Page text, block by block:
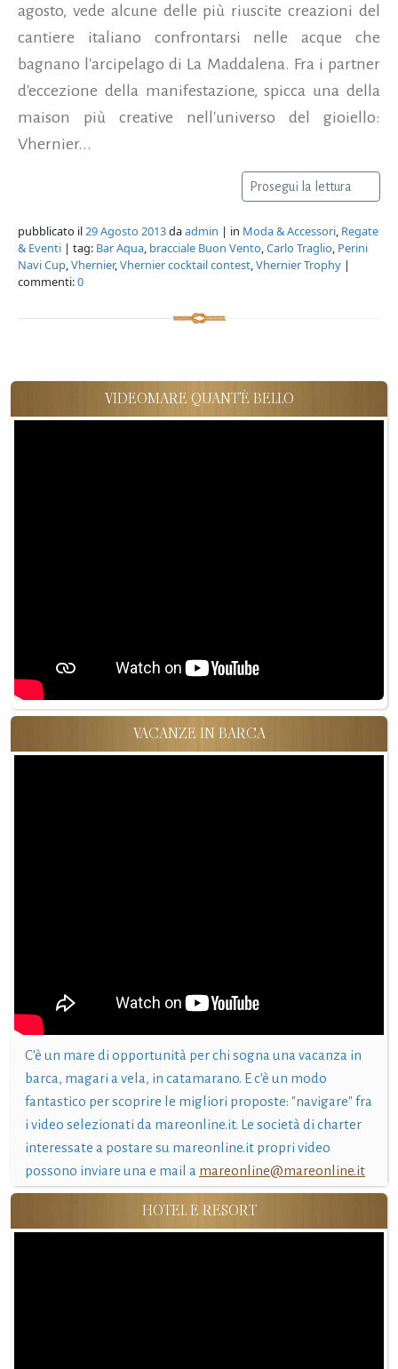
agosto, vede alcune delle più riuscite creazioni del
cantiere italiano confrontarsi nelle acque che
bagnano l'arcipelago di La Maddalena. Fra i partner
d'eccezione della manifestazione, spicca una della
maison più creative nell'universo del gioiello:
Vhernier...
Prosegui la lettura
pubblicato il29 Agosto 2013daadmin | in Moda & Accessori, Regate
& Eventi | tag: Bar Aqua, bracciale Buon Vento,Carlo Traglio, Perini
Navi Cup,Vhernier,Vhernier cocktail contest,Vhernier Trophy |
commenti:0
VIDEOMARE QUANT'È BELLO
VACANZE IN BARCA
C'è un mare di opportunità per chi sogna una vacanza in
barca, magari a vela, in catamarano. E c'è un modo
fantastico per scoprire le migliori proposte: "navigare" fra
i video selezionati da mareonline.it. Le società di charter
interessate a postare su mareonline.it propri video
possono inviare una e mail a mareonline@mareonline.it
HOTEL E RESORT